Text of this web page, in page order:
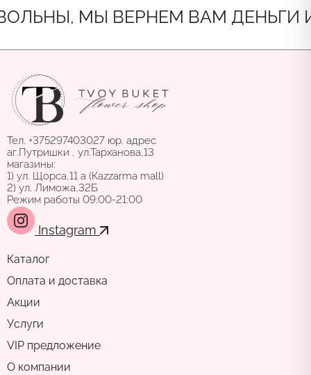
МЫ ВЕРНЕМ ВАМ ДЕНЬГИ ИЛИ
Тел. +375297403027 юр. адрес
аг.Путришки , ул.Тарханова,13
магазины:
1) ул. Щорса,11 а (Каzzarma mall)
2) ул. Лиможа,32Б
Режим работы 09:00-21:00
Instagram
Каталог
Оплата и доставка
Акции
Услуги
VIP предложение
О компании